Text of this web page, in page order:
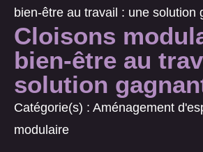
bien-être au travail : une solution
Cloisons
bien-être au
solution
Catégorie(s) : Aménagement
modulaire